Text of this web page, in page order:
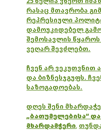
რასაც მთავრობა
რეპრესიული
დამოუკიდებელ
შემოსავლის
ვეღარ შევძლებთ.
ჩვენ არ
და ბიზნესჯგუფს.
საზოგადოებას.
დღეს შენი
„ბათუმელებისა“
მხარდამჭერი,